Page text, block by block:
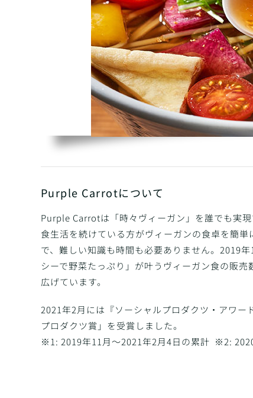
Purple Carrotについて
Purple Carrotは「時々ヴィーガン」を誰でも実
食生活を続けている方がヴィーガンの食卓を簡
で、難しい知識も時間も必要ありません。2019
シーで野菜たっぷり」が叶うヴィーガン食の販
広げています。
2021年2月には『ソーシャルプロダクツ・アワ
プロダクツ賞」を受賞しました。
※1: 2019年11月〜2021年2月4日の累計 ※2: